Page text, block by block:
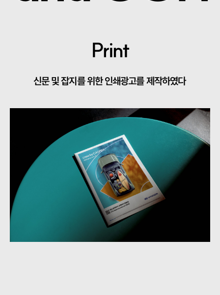
Print
신문 및 잡지를 위한 인쇄광고를 제작하였다